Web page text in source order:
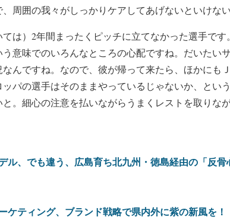
周囲の我々がしっかりケアしてあげないといけない
ては）2年間まったくピッチに立てなかった選手で
意味でのいろんなところの心配ですね。だいたい
んですね。なので、彼が帰って来たら、ほかにも
パの選手はそのままやっているじゃないか、とい
。細心の注意を払いながらうまくレストを取りな
ル、でも違う、広島育ち北九州・徳島経由の「反
ケティング、ブランド戦略で県内外に紫の新風を